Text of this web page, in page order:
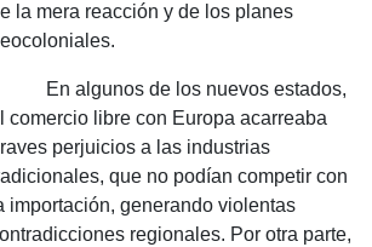
la mera reacción y de los planes
En algunos de los nuevos estados,
comercio libre con Europa acarreaba
perjuicios a las industrias
que no podían competir con
importación, generando violentas
regionales. Por otra parte,